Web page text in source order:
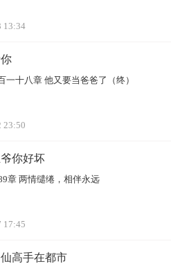
13:34
一十八章 他又要当爸爸了（终）
23:50
你好坏
章 两情缱绻，相伴永远
17:45
高手在都市